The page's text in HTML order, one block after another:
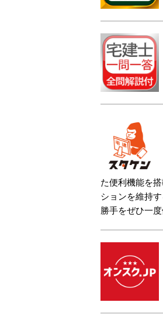
た便利機能を
ションを維持
勝手をぜひ一度